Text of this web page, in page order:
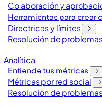
Colaboración y
Herramientas para crear
Directrices y límites
Resolución de
Analítica
Entiende tus métricas
Métricas por red social
Resolución de